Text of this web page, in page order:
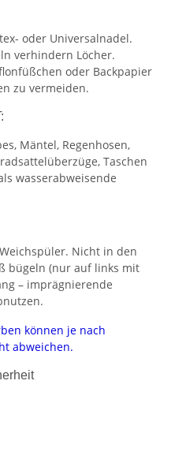
oder Universalnadel.
verhindern Löcher.
oder Backpapier
zu vermeiden.
Mäntel, Regenhosen,
Taschen
wasserabweisende
Nicht in den
bügeln (nur auf links mit
– imprägnierende
können je nach
abweichen.